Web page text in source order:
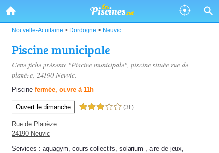
Nouvelle-Aquitaine > Dordogne > Neuvic
Piscine municipale
Cette fiche présente "Piscine municipale", piscine située rue de
planèze, 24190 Neuvic.
Piscine fermée, ouvre à 11h
Ouvert le dimanche 3,0 étoiles sur 5 (38)
Rue de Planèze
24190 Neuvic
Services : aquagym, cours collectifs, solarium , aire de jeux,